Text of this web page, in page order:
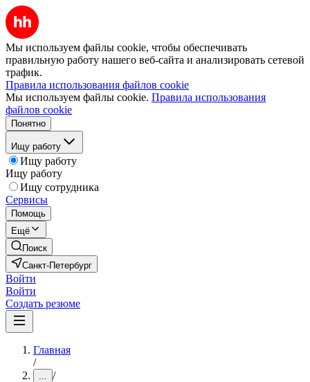
Мы используем файлы cookie, чтобы обеспечивать
правильную работу нашего веб-сайта и анализировать сетевой
трафик.
Правила использования файлов cookie
Мы используем файлы cookie. Правила использования
файлов cookie
Понятно
Ищу работу
Ищу работу
Ищу работу
Ищу сотрудника
Сервисы
Помощь
Ещё
Поиск
Санкт-Петербург
Войти
Войти
Создать резюме
Главная
/
... /